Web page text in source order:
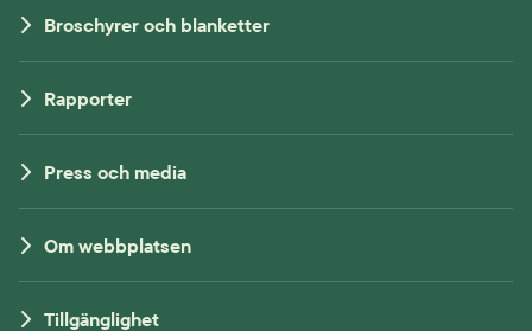
Broschyrer och blanketter
Rapporter
Press och media
Om webbplatsen
Tillgänglighet